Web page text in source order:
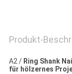
Produkt-
A2 / Ring Shank
für hölzernes